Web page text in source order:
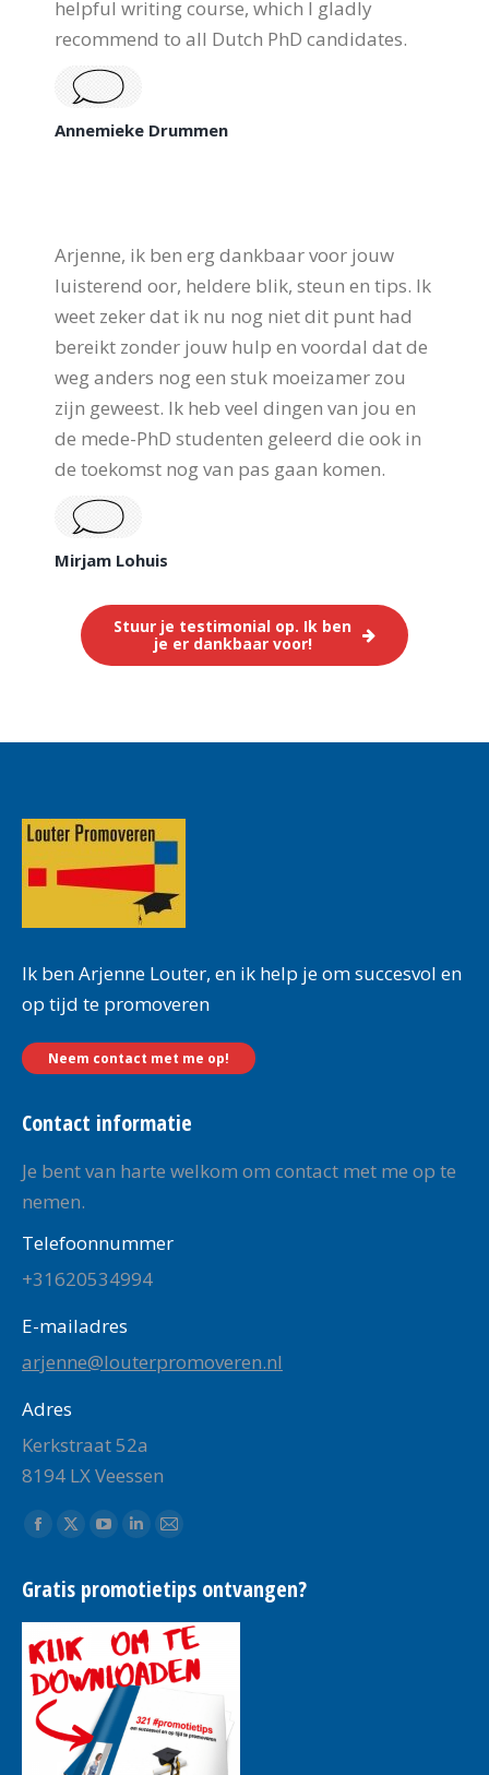
Annemieke Drummen
helpful writing course, which I gladly
recommend to all Dutch PhD candidates.
Mirjam Lohuis
Arjenne, ik ben erg dankbaar voor jouw
luisterend oor, heldere blik, steun en tips. Ik
weet zeker dat ik nu nog niet dit punt had
bereikt zonder jouw hulp en voordal dat de
weg anders nog een stuk moeizamer zou
zijn geweest. Ik heb veel dingen van jou en
de mede-PhD studenten geleerd die ook in
de toekomst nog van pas gaan komen.
Stuur je testimonial op. Ik ben
je er dankbaar voor!
Ik ben Arjenne Louter, en ik help je om succesvol en
op tijd te promoveren
Neem contact met me op!
Contact informatie
Je bent van harte welkom om contact met me op te
nemen.
Telefoonnummer
+31620534994
E-mailadres
arjenne@louterpromoveren.nl
Adres
Kerkstraat 52a
8194 LX Veessen
Vind ons op:
Facebook
opens
in
new
window
X
opens
in
new
window
YouTube
opens
in
new
window
Linkedin
opens
in
new
window
Mail
opens
in
new
window
Gratis promotietips ontvangen?